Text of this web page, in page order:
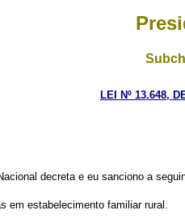
LEI Nº 13.648,
decreta e eu sanciono a
em estabelecimento familiar rural.